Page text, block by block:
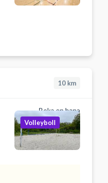
10 km
Boka en bana
Volleyboll